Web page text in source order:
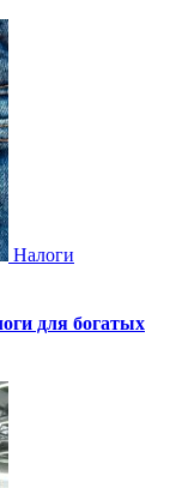
Налоги
для богатых